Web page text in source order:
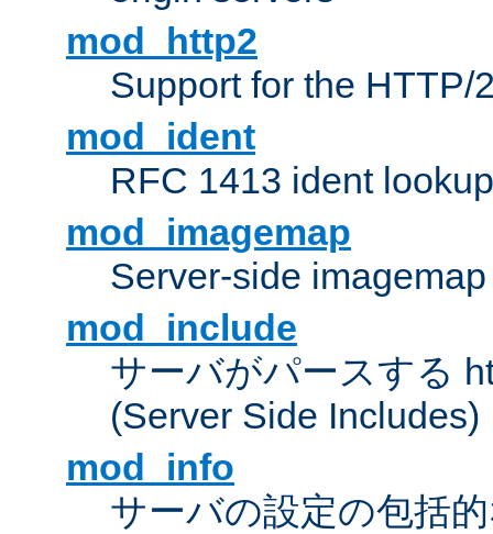
mod_http2
Support for the HTTP/
mod_ident
RFC 1413 ident
mod_imagemap
Server-side
mod_include
サーバがパースする
(Server Side Includes)
mod_info
サーバの設定の包括